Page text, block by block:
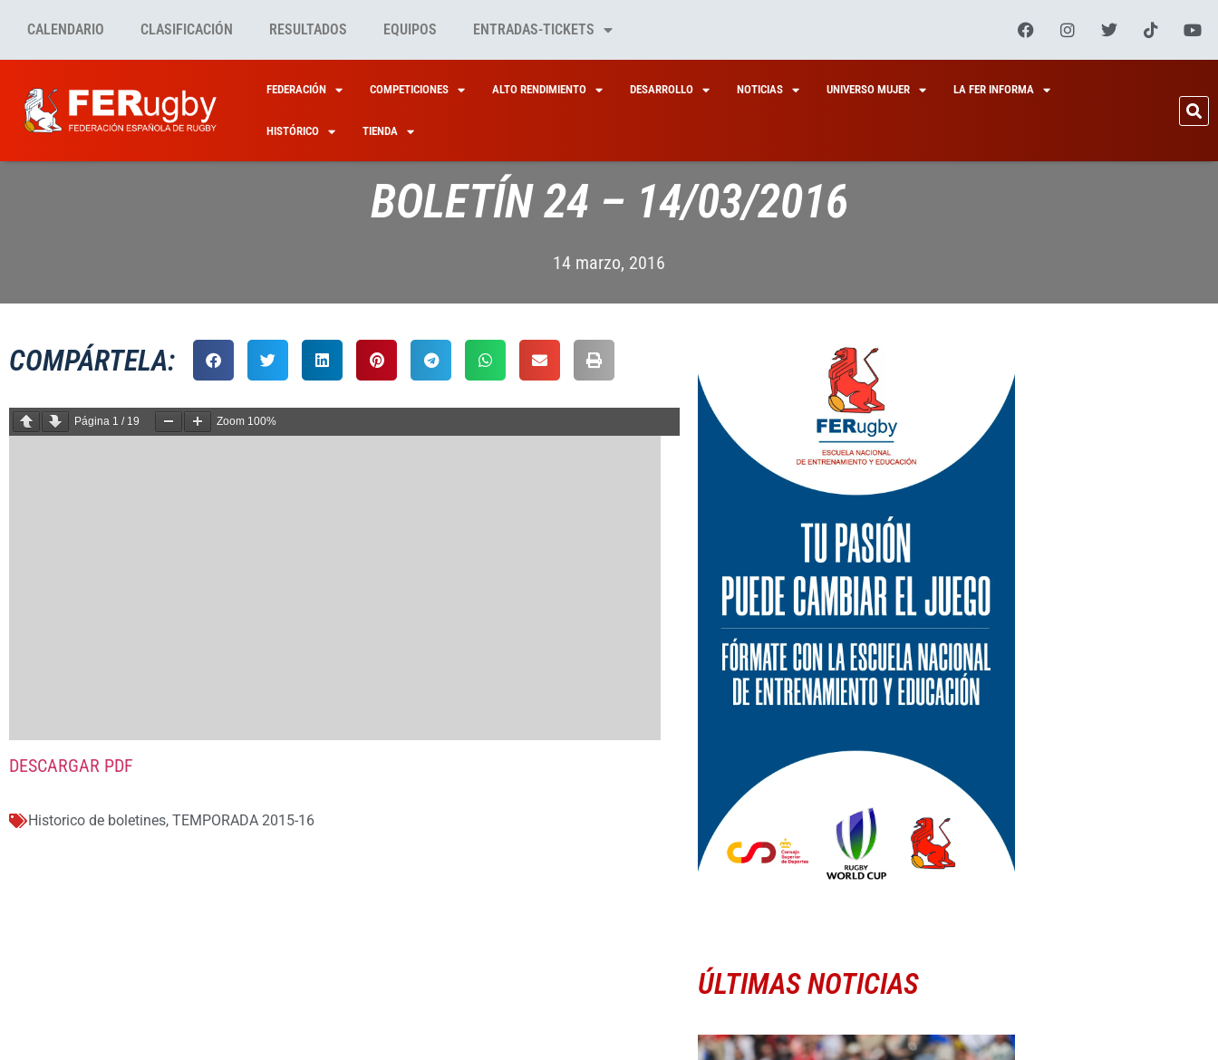
CALENDARIO CLASIFICACIÓN RESULTADOS EQUIPOS ENTRADAS-TICKETS
FEDERACIÓN COMPETICIONES ALTO RENDIMIENTO DESARROLLO NOTICIAS UNIVERSO MUJER LA FER INFORMA
HISTÓRICO TIENDA
BOLETÍN 24 – 14/03/2016
14 marzo, 2016
COMPÁRTELA:
Página 1 / 19 Zoom 100%
DESCARGAR PDF
Historico de boletines, TEMPORADA 2015-16
ÚLTIMAS NOTICIAS